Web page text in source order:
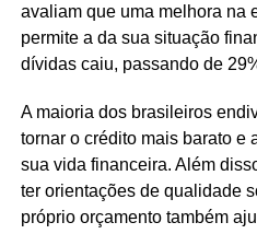
avaliam que uma melhora na
permite a da sua situação
dívidas caiu, passando de
A maioria dos brasileiros
tornar o crédito mais barato e
sua vida financeira. Além
ter orientações de qualidade
próprio orçamento também